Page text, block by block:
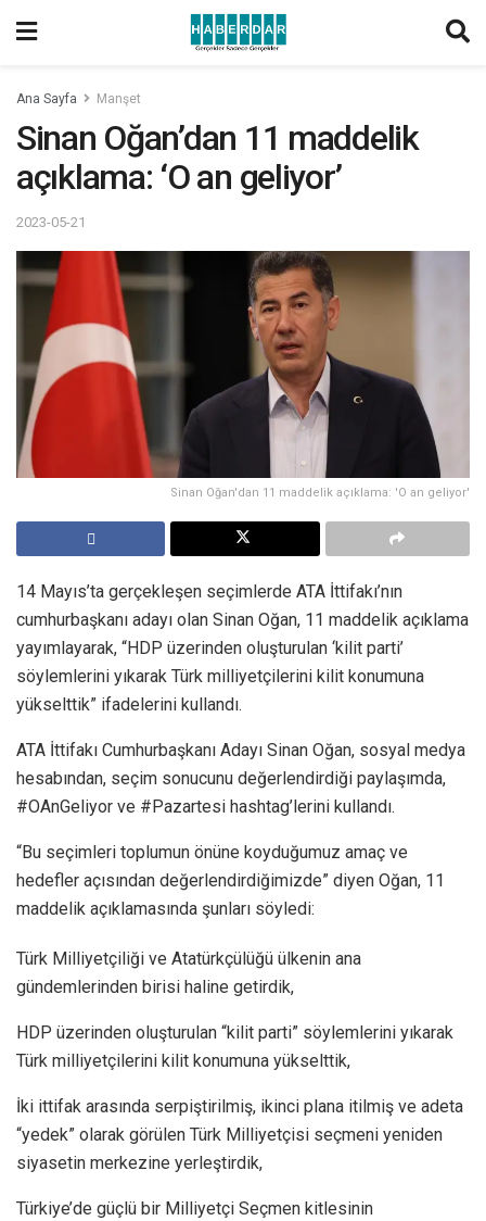
Ana Sayfa Manşet
Sinan Oğan’dan 11 maddelik
açıklama: ‘O an geliyor’
2023-05-21
Sinan Oğan'dan 11 maddelik açıklama: 'O an geliyor'
14 Mayıs’ta gerçekleşen seçimlerde ATA İttifakı’nın
cumhurbaşkanı adayı olan Sinan Oğan, 11 maddelik açıklama
yayımlayarak, “HDP üzerinden oluşturulan ‘kilit parti’
söylemlerini yıkarak Türk milliyetçilerini kilit konumuna
yükselttik” ifadelerini kullandı.
ATA İttifakı Cumhurbaşkanı Adayı Sinan Oğan, sosyal medya
hesabından, seçim sonucunu değerlendirdiği paylaşımda,
#OAnGeliyor ve #Pazartesi hashtag’lerini kullandı.
“Bu seçimleri toplumun önüne koyduğumuz amaç ve
hedefler açısından değerlendirdiğimizde” diyen Oğan, 11
maddelik açıklamasında şunları söyledi:
Türk Milliyetçiliği ve Atatürkçülüğü ülkenin ana
gündemlerinden birisi haline getirdik,
HDP üzerinden oluşturulan “kilit parti” söylemlerini yıkarak
Türk milliyetçilerini kilit konumuna yükselttik,
İki ittifak arasında serpiştirilmiş, ikinci plana itilmiş ve adeta
“yedek” olarak görülen Türk Milliyetçisi seçmeni yeniden
siyasetin merkezine yerleştirdik,
Türkiye’de güçlü bir Milliyetçi Seçmen kitlesinin